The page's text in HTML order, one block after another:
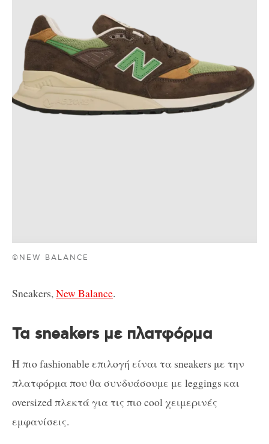
©NEW BALANCE
Sneakers, New Balance.
Τα sneakers με πλατφόρμα
Η πιο fashionable επιλογή είναι τα sneakers με την
πλατφόρμα που θα συνδυάσουμε με leggings και
oversized πλεκτά για τις πιο cool χειμερινές
εμφανίσεις.